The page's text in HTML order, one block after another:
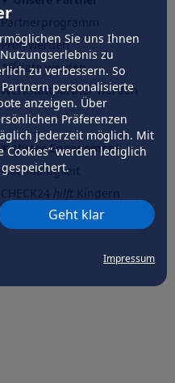
Sie uns Ihnen
zu
zu verbessern. So
personalisierte
anzeigen. Über
Präferenzen
jederzeit möglich. Mit
werden lediglich
Geht klar
Impressum
Partnerprogramm
Profi werden
Affiliate werden
Werkstattpartner werden
Unser Engagement
Nachhaltigkeit
CHECK24hilftder Natur